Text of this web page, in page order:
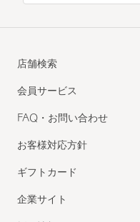
店舗検索
会員サービス
FAQ・お問い合わせ
お客様対応方針
ギフトカード
企業サイト